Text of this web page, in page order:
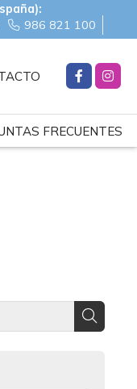
986 821 100
FRECUENTES